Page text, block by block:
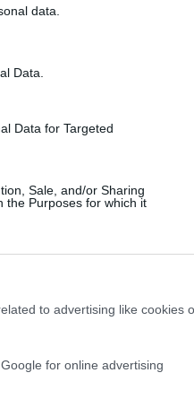
data.
Data.
Data for Targeted
Sale, and/or Sharing
the Purposes for which it
to advertising like cookies
for online advertising